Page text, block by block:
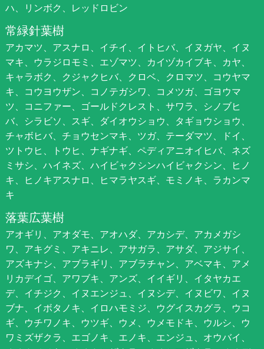
ハ、リンボク、レッドロビン
常緑針葉樹
アカマツ、アスナロ、イチイ、イトヒバ、イヌガヤ、イヌ
マキ、ウラジロモミ、エゾマツ、カイヅカイブキ、カヤ、
キャラボク、クジャクヒバ、クロベ、クロマツ、コウヤマ
キ、コウヨウザン、コノテガシワ、コメツガ、ゴヨウマ
ツ、コニファー、ゴールドクレスト、サワラ、シノブヒ
バ、シラビソ、スギ、ダイオウショウ、タギョウショウ、
チャボヒバ、チョウセンマキ、ツガ、テーダマツ、ドイ、
ツトウヒ、トウヒ、ナギナギ、ペディアニオイヒバ、ネズ
ミサシ、ハイネズ、ハイビャクシンハイビャクシン、ヒノ
キ、ヒノキアスナロ、ヒマラヤスギ、モミノキ、ラカンマ
キ
落葉広葉樹
アオギリ、アオダモ、アオハダ、アカシデ、アカメガシ
ワ、アキグミ、アキニレ、アサガラ、アサダ、アジサイ、
アズキナシ、アブラギリ、アブラチャン、アベマキ、アメ
リカデイゴ、アワブキ、アンズ、イイギリ、イタヤカエ
デ、イチジク、イヌエンジュ、イヌシデ、イヌビワ、イヌ
ブナ、イボタノキ、イロハモミジ、ウグイスカグラ、ウコ
ギ、ウチワノキ、ウツギ、ウメ、ウメモドキ、ウルシ、ウ
ワミズザクラ、エゴノキ、エノキ、エンジュ、オウバイ、